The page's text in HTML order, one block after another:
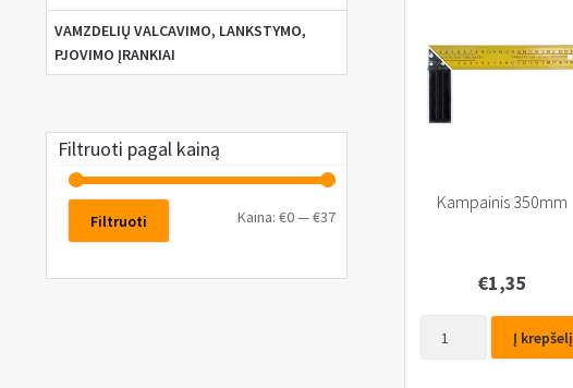
Kampainis 350mm
€1,35
Į krepšelį
VAMZDELIŲ VALCAVIMO, LANKSTYMO,
PJOVIMO ĮRANKIAI
Filtruoti pagal kainą
Filtruoti Kaina:€0—€37